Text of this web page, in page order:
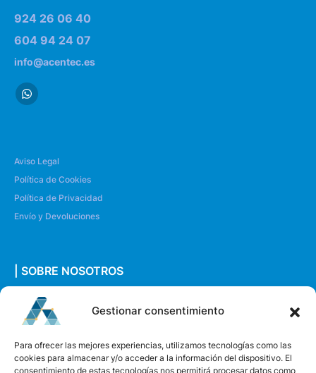
Gestionar consentimiento
Para ofrecer las mejores experiencias, utilizamos tecnologías como las
cookies para almacenar y/o acceder a la información del dispositivo. El
consentimiento de estas tecnologías nos permitirá procesar datos como
924 26 06 40
604 94 24 07
info@acentec.es
Aviso Legal
Política de Cookies
Política de Privacidad
Envío y Devoluciones
| SOBRE NOSOTROS
Quiénes somos
Envíanos un mensaje